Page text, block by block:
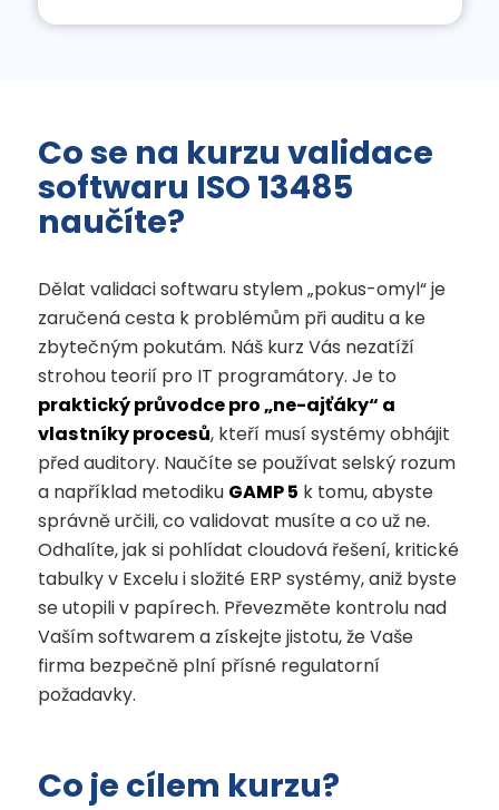
Co se na kurzu validace
softwaru ISO 13485
naučíte?
Dělat validaci softwaru stylem „pokus-omyl“ je
zaručená cesta k problémům při auditu a ke
zbytečným pokutám. Náš kurz Vás nezatíží
strohou teorií pro IT programátory. Je to
praktický průvodce pro „ne-ajťáky“ a
vlastníky procesů, kteří musí systémy obhájit
před auditory. Naučíte se používat selský rozum
a například metodiku GAMP 5 k tomu, abyste
správně určili, co validovat musíte a co už ne.
Odhalíte, jak si pohlídat cloudová řešení, kritické
tabulky v Excelu i složité ERP systémy, aniž byste
se utopili v papírech. Převezměte kontrolu nad
Vaším softwarem a získejte jistotu, že Vaše
firma bezpečně plní přísné regulatorní
požadavky.
Co je cílem kurzu?